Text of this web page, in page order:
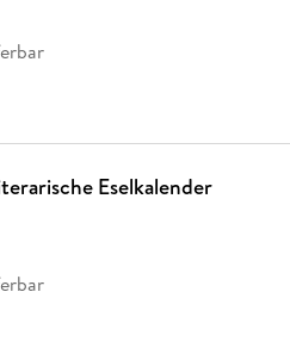
Eselkalender